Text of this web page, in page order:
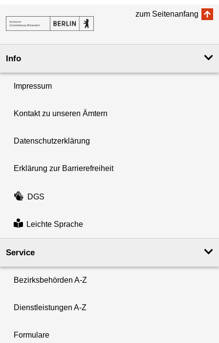
zum Seitenanfang
Info
Impressum
Kontakt zu unseren Ämtern
Datenschutzerklärung
Erklärung zur Barrierefreiheit
DGS
Leichte Sprache
Service
Bezirksbehörden A-Z
Dienstleistungen A-Z
Formulare